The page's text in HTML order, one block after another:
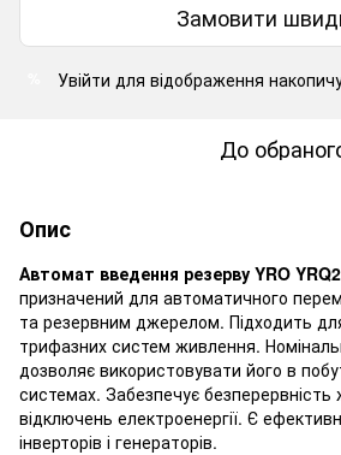
Замовити
Увійти для відображення
До
Опис
Автомат введення резерву YRO
призначений для автоматичного
та резервним джерелом. Підходить
трифазних систем живлення.
дозволяє використовувати його в
системах. Забезпечує безперервність
відключень електроенергії. Є
інверторів і генераторів.